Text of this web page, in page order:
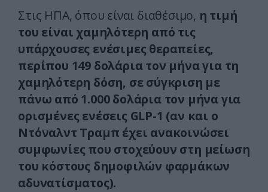
Στις ΗΠΑ, όπου είναι διαθέσιμο, η τιμή
του είναι χαμηλότερη από τις
υπάρχουσες ενέσιμες θεραπείες,
περίπου 149 δολάρια τον μήνα για τη
χαμηλότερη δόση, σε σύγκριση με
πάνω από 1.000 δολάρια τον μήνα για
ορισμένες ενέσεις GLP-1 (αν και ο
Ντόναλντ Τραμπ έχει ανακοινώσει
συμφωνίες που στοχεύουν στη μείωση
του κόστους δημοφιλών φαρμάκων
αδυνατίσματος).